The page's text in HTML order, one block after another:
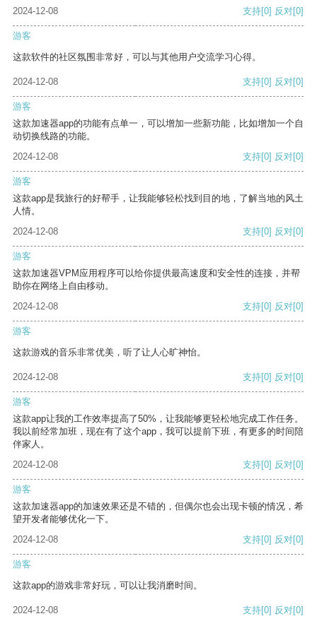
2024-12-08 支持[0] 反对[0]
游客
这款软件的社区氛围非常好，可以与其他用户交流学习心得。
2024-12-08 支持[0] 反对[0]
游客
这款加速器app的功能有点单一，可以增加一些新功能，比如增加一个自
动切换线路的功能。
2024-12-08
支持[0] 反对[0]
游客
这款app是我旅行的好帮手，让我能够轻松找到目的地，了解当地的风土
人情。
2024-12-08
支持[0] 反对[0]
游客
这款加速器VPM应用程序可以给你提供最高速度和安全性的连接，并帮
助你在网络上自由移动。
2024-12-08
支持[0] 反对[0]
游客
这款游戏的音乐非常优美，听了让人心旷神怡。
2024-12-08 支持[0] 反对[0]
游客
这款app让我的工作效率提高了50%，让我能够更轻松地完成工作任务。
我以前经常加班，现在有了这个app，我可以提前下班，有更多的时间陪
伴家人。
2024-12-08
支持[0] 反对[0]
游客
这款加速器app的加速效果还是不错的，但偶尔也会出现卡顿的情况，希
望开发者能够优化一下。
2024-12-08
支持[0] 反对[0]
游客
这款app的游戏非常好玩，可以让我消磨时间。
2024-12-08 支持[0] 反对[0]